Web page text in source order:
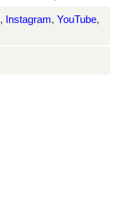
, Instagram, YouTube,